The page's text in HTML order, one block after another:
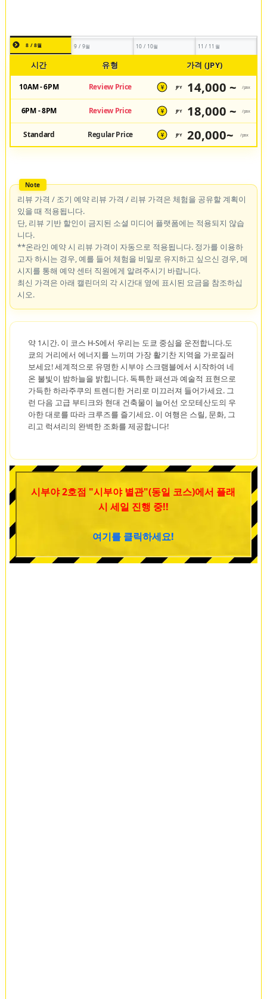
8 / 8월 9 / 9월 10 / 10월 11 / 11월
시간 유형 가격 (JPY)
10AM - 6PM Review Price ¥ JPY 14,000 ~ /pax
6PM - 8PM Review Price ¥ JPY 18,000 ~ /pax
Standard Regular Price ¥ JPY 20,000~ /pax
리뷰 가격 / 조기 예약 리뷰 가격 / 리뷰 가격은 체험을 공유할 계획이
있을 때 적용됩니다.
단, 리뷰 기반 할인이 금지된 소셜 미디어 플랫폼에는 적용되지 않습
니다.
**온라인 예약 시 리뷰 가격이 자동으로 적용됩니다. 정가를 이용하
고자 하시는 경우, 예를 들어 체험을 비밀로 유지하고 싶으신 경우, 메
시지를 통해 예약 센터 직원에게 알려주시기 바랍니다.
최신 가격은 아래 캘린더의 각 시간대 옆에 표시된 요금을 참조하십
시오.
약 1시간. 이 코스 H-S에서 우리는 도쿄 중심을 운전합니다.도
쿄의 거리에서 에너지를 느끼며 가장 활기찬 지역을 가로질러
보세요! 세계적으로 유명한 시부야 스크램블에서 시작하여 네
온 불빛이 밤하늘을 밝힙니다. 독특한 패션과 예술적 표현으로
가득한 하라주쿠의 트렌디한 거리로 미끄러져 들어가세요. 그
런 다음 고급 부티크와 현대 건축물이 늘어선 오모테산도의 우
아한 대로를 따라 크루즈를 즐기세요. 이 여행은 스릴, 문화, 그
리고 럭셔리의 완벽한 조화를 제공합니다!
시부야 2호점 "시부야 별관"(동일 코스)에서 플래
시 세일 진행 중!!
여기를 클릭하세요!